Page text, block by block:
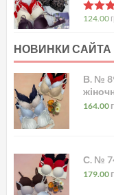
в5.00
124.00
НОВИНКИ САЙТА
В. №
164.00
С. №
179.00